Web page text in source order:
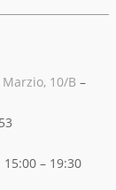
€500,00
10/B –
– 19:30